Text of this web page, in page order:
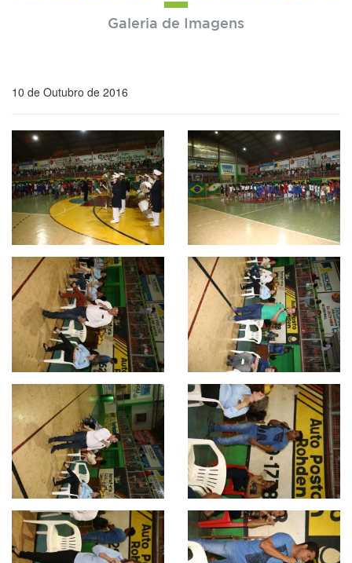
Galeria de Imagens
10 de Outubro de 2016